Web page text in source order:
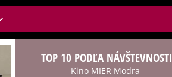
TOP 10 PODĽA NÁVŠTEVNOSTI
Kino MIER Modra